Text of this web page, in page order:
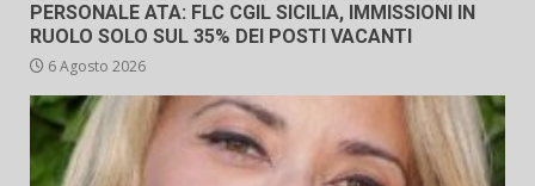
PERSONALE ATA: FLC CGIL SICILIA, IMMISSIONI IN
RUOLO SOLO SUL 35% DEI POSTI VACANTI
6 Agosto 2026